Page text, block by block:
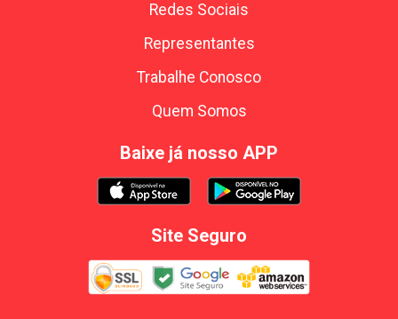
Redes Sociais
Representantes
Trabalhe Conosco
Quem Somos
Baixe já nosso APP
Site Seguro